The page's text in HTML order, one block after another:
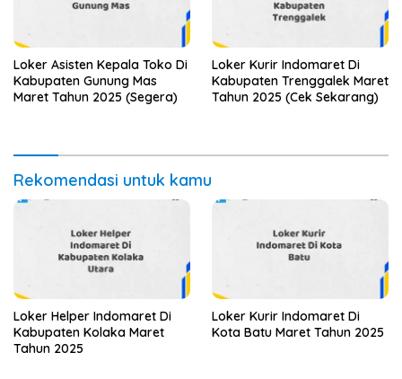
Loker Asisten Kepala Toko Di
Kabupaten Gunung Mas
Maret Tahun 2025 (Segera)
Loker Kurir Indomaret Di
Kabupaten Trenggalek Maret
Tahun 2025 (Cek Sekarang)
Rekomendasi untuk kamu
Loker Helper Indomaret Di
Kabupaten Kolaka Maret
Tahun 2025
Loker Kurir Indomaret Di
Kota Batu Maret Tahun 2025